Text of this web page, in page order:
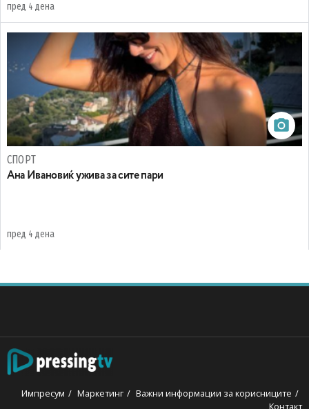
пред 4 дена
СПОРТ
Ана Ивановиќ ужива за сите пари
пред 4 дена
Импресум Маркетинг
Важни информации за корисниците
Контакт